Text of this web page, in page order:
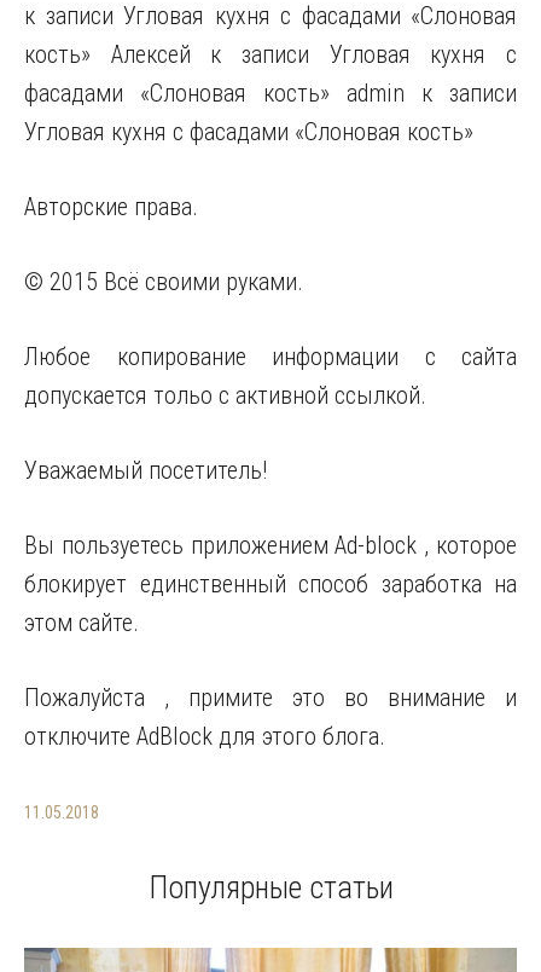
к записи Угловая кухня с фасадами «Слоновая
кость» Алексей к записи Угловая кухня с
фасадами «Слоновая кость» admin к записи
Угловая кухня с фасадами «Слоновая кость»
Авторские права.
© 2015 Всё своими руками.
Любое копирование информации с сайта
допускается тольо с активной ссылкой.
Уважаемый посетитель!
Вы пользуетесь приложением Ad-block , которое
блокирует единственный способ заработка на
этом сайте.
Пожалуйста , примите это во внимание и
отключите AdBlock для этого блога.
11.05.2018
Популярные статьи